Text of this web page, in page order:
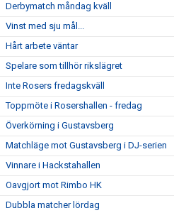
Derbymatch måndag kväll
Vinst med sju mål...
Hårt arbete väntar
Spelare som tillhör rikslägret
Inte Rosers fredagskväll
Toppmöte i Rosershallen - fredag
Överkörning i Gustavsberg
Matchläge mot Gustavsberg i DJ-serien
Vinnare i Hackstahallen
Oavgjort mot Rimbo HK
Dubbla matcher lördag